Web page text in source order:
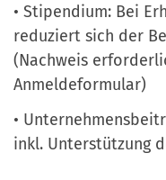
• Stipendium: Bei
reduziert sich der
(Nachweis
Anmeldeformular)
•
inkl. Unterstützung